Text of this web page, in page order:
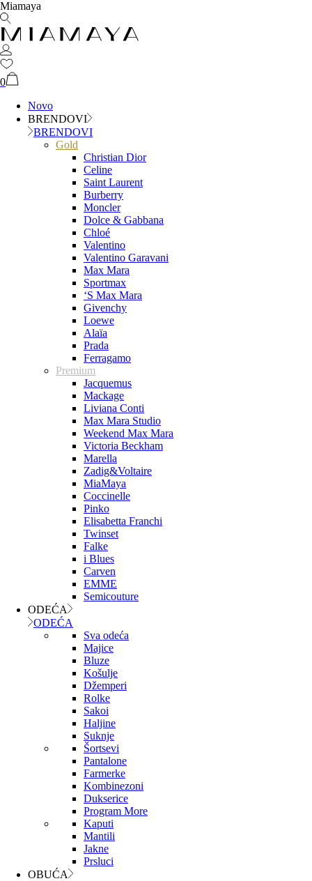
Miamaya
0
Novo
BRENDOVI
BRENDOVI
Gold
Christian Dior
Celine
Saint Laurent
Burberry
Moncler
Dolce & Gabbana
Chloé
Valentino
Valentino Garavani
Max Mara
Sportmax
‘S Max Mara
Givenchy
Loewe
Alaïa
Prada
Ferragamo
Premium
Jacquemus
Mackage
Liviana Conti
Max Mara Studio
Weekend Max Mara
Victoria Beckham
Marella
Zadig&Voltaire
MiaMaya
Coccinelle
Pinko
Elisabetta Franchi
Twinset
Falke
i Blues
Carven
EMME
Semicouture
ODEĆA
ODEĆA
Sva odeća
Majice
Bluze
Košulje
Džemperi
Rolke
Sakoi
Haljine
Suknje
Šortsevi
Pantalone
Farmerke
Kombinezoni
Dukserice
Program More
Kaputi
Mantili
Jakne
Prsluci
OBUĆA